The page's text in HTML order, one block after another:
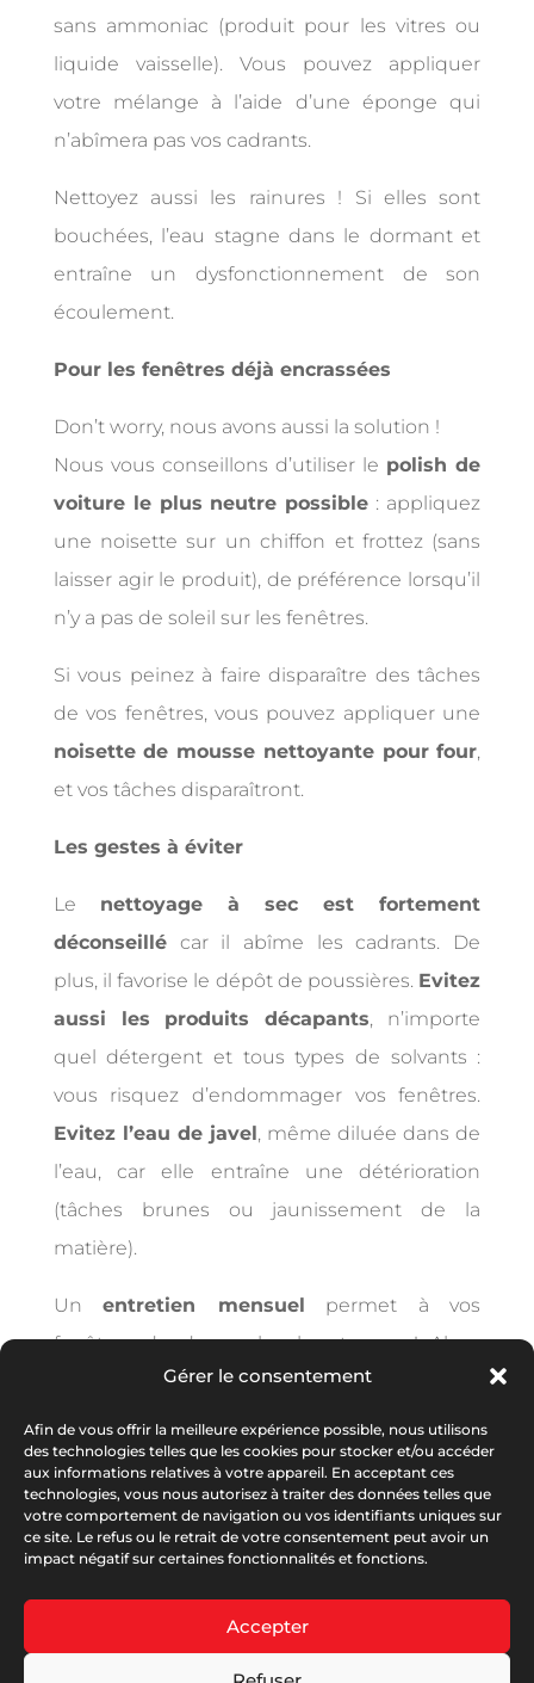
Gérer le consentement
Afin de vous offrir la meilleure expérience possible, nous utilisons
des technologies telles que les cookies pour stocker et/ou accéder
aux informations relatives à votre appareil. En acceptant ces
technologies, vous nous autorisez à traiter des données telles que
votre comportement de navigation ou vos identifiants uniques sur
ce site. Le refus ou le retrait de votre consentement peut avoir un
impact négatif sur certaines fonctionnalités et fonctions.
Accepter
sans ammoniac (produit pour les vitres ou
liquide vaisselle). Vous pouvez appliquer
votre mélange à l’aide d’une éponge qui
n’abîmera pas vos cadrants.
Nettoyez aussi les rainures ! Si elles sont
bouchées, l’eau stagne dans le dormant et
entraîne un dysfonctionnement de son
écoulement.
Pour les fenêtres déjà encrassées
Don’t worry, nous avons aussi la solution !
Nous vous conseillons d’utiliser le polish de
voiture le plus neutre possible : appliquez
une noisette sur un chiffon et frottez (sans
laisser agir le produit), de préférence lorsqu’il
n’y a pas de soleil sur les fenêtres.
Si vous peinez à faire disparaître des tâches
de vos fenêtres, vous pouvez appliquer une
noisette de mousse nettoyante pour four,
et vos tâches disparaîtront.
Les gestes à éviter
Le nettoyage à sec est fortement
déconseillécar il abîme les cadrants. De
plus, il favorise le dépôt de poussières. Evitez
aussi les produits décapants, n’importe
quel détergent et tous types de solvants :
vous risquez d’endommager vos fenêtres.
Evitez l’eau de javel, même diluée dans de
l’eau, car elle entraîne une détérioration
(tâches brunes ou jaunissement de la
matière).
Unentretien mensuel permet à vos
fenêtres de durer plus longtemps ! Alors,
profitez de nos conseils et chouchoutez vos
fenêtres PVC pour une maison saine et
propre !
© Serplaste 2026 | Créé parAntoine PERRY